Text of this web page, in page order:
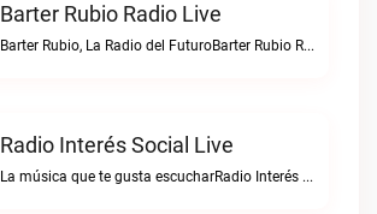
Barter Rubio Radio Live
Barter Rubio, La Radio del FuturoBarter Rubio Radio live
Radio Interés Social Live
La música que te gusta escucharRadio Interés Social live